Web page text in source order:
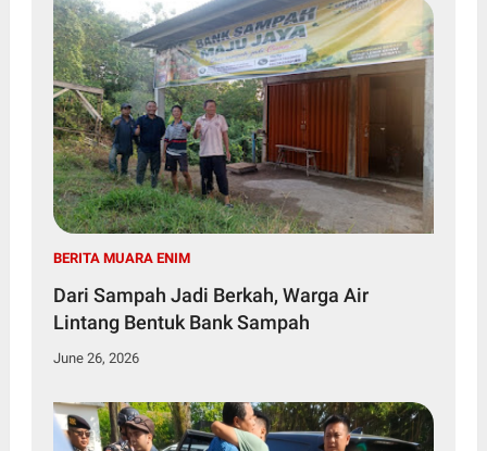
BERITA MUARA ENIM
Dari Sampah Jadi Berkah, Warga Air
Lintang Bentuk Bank Sampah
June 26, 2026